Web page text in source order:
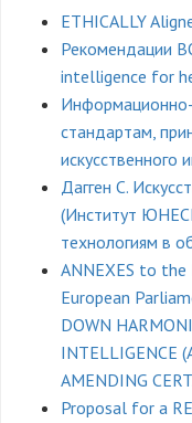
ETHICALLY
Рекомендации
intelligence for
Информационно-
стандартам,
искусственного
Дагген С.
(Институт
технологиям в
ANNEXES to
European
DOWN
INTELLIGENCE
AMENDING
Proposal for a